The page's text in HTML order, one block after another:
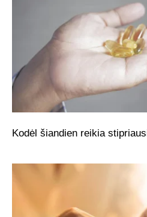
Kodėl šiandien reikia